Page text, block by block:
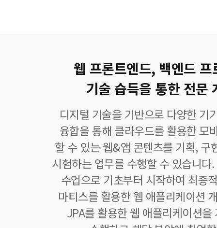
웹 프론트엔드, 백엔드
기술 습득을 통한 전문
디지털 기술을 기반으로 다양한 기
융합을 통해 클라우드를 활용한 모
할 수 있는 웹&앱 콘텐츠를 기획, 구
시험하는 업무를 수행할 수 있습니다
수업으로 기초부터 시작하여 최종
마티스를 활용한 웹 애플리케이션
JPA를 활용한 웹 애플리케이션